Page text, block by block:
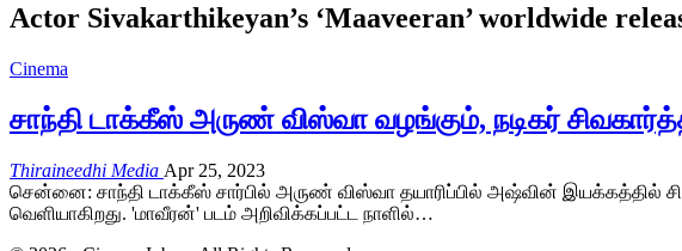
Actor Sivakarthikeyan’s ‘Maaveeran’ worldwide
Cinema
சாந்தி டாக்கீஸ் அருண் விஸ்வா வழங்கும், நடிகர்
Thiraineedhi Media Apr 25, 2023
சென்னை: சாந்தி டாக்கீஸ் சார்பில் அருண் விஸ்வா தயாரிப்பில் அஷ்வின் இயக்கத்தில்
வெளியாகிறது. 'மாவீரன்' படம் அறிவிக்கப்பட்ட நாளில்…